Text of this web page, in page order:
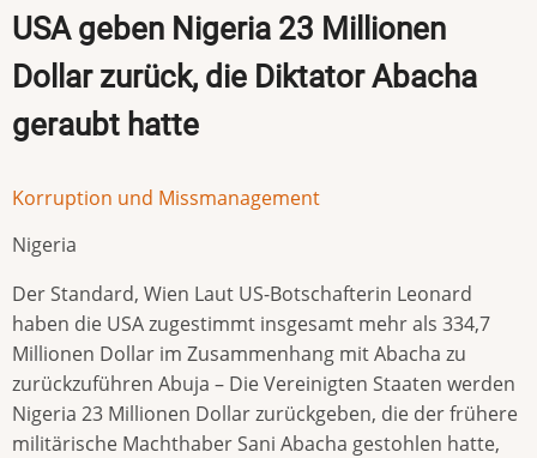
USA geben Nigeria 23 Millionen
Dollar zurück, die Diktator Abacha
geraubt hatte
Korruption und Missmanagement
Nigeria
Der Standard, Wien Laut US-Botschafterin Leonard
haben die USA zugestimmt insgesamt mehr als 334,7
Millionen Dollar im Zusammenhang mit Abacha zu
zurückzuführen Abuja – Die Vereinigten Staaten werden
Nigeria 23 Millionen Dollar zurückgeben, die der frühere
militärische Machthaber Sani Abacha gestohlen hatte,